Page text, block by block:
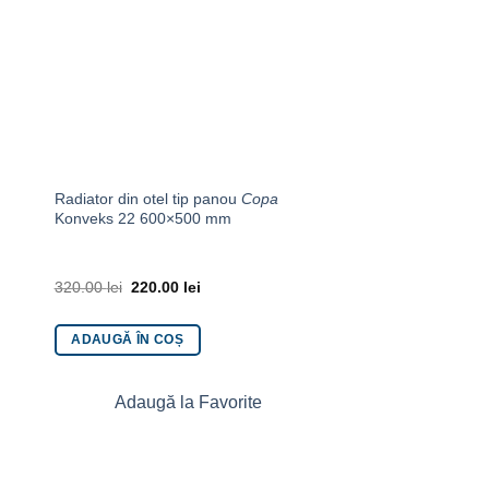
Radiator din otel tip panou Copa
Konveks 22 600×500 mm
320.00lei 220.00 lei
ADAUGĂ ÎN COȘ
Adaugă la Favorite